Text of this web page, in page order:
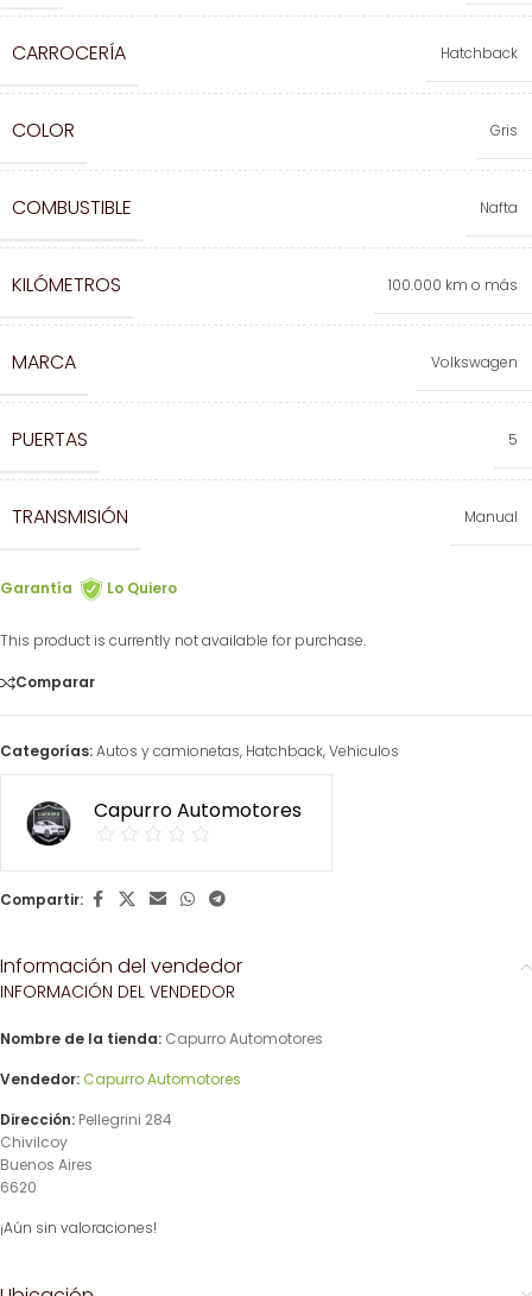
CARROCERÍA Hatchback
COLOR Gris
COMBUSTIBLE Nafta
KILÓMETROS 100.000 km o más
MARCA Volkswagen
PUERTAS 5
TRANSMISIÓN Manual
Garantía Lo Quiero
This product is currently not available for purchase.
Comparar
Categorías:Autos y camionetas, Hatchback,Vehiculos
Capurro Automotores
Compartir:
Información del vendedor
INFORMACIÓN DEL VENDEDOR
Nombre de la tienda: Capurro Automotores
Vendedor:Capurro Automotores
Dirección: Pellegrini 284
Chivilcoy
Buenos Aires
6620
¡Aún sin valoraciones!